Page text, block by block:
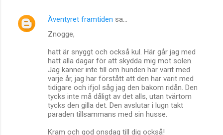
Äventyret framtiden sa…
Znogge,
hatt är snyggt och också kul. Här går jag med
hatt alla dagar för att skydda mig mot solen.
Jag känner inte till om hunden har varit med
varje år, jag har förstått att den har varit med
tidigare och ifjol såg jag den bakom ridån. Den
tycks inte må dåligt av det alls, utan tvärtom
tycks den gilla det. Den avslutar i lugn takt
paraden tillsammans med sin husse.
Kram och god onsdag till dig också!